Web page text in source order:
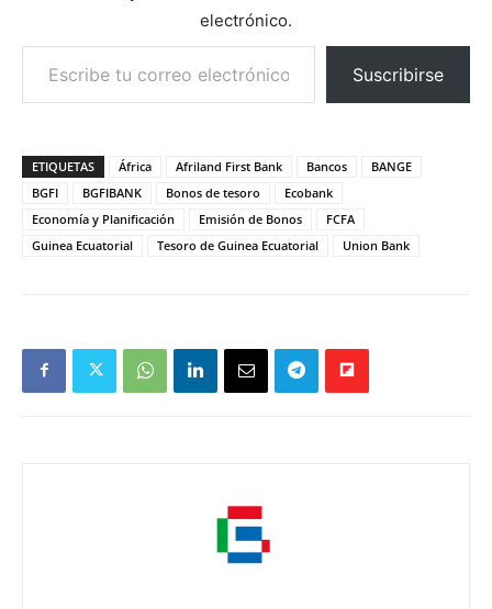
electrónico.
Escribe tu correo electrónico…
Suscribirse
ETIQUETAS África Afriland First Bank Bancos
BANGE
BGFI
BGFIBANK Bonos de tesoro
Ecobank
Economía y Planificación
Emisión de Bonos
FCFA
Guinea Ecuatorial
Tesoro de Guinea Ecuatorial Union Bank